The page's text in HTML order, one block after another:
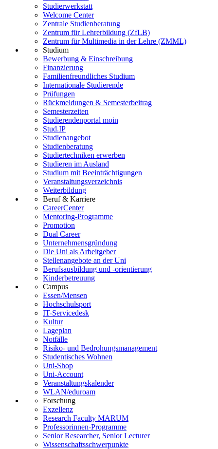
Studierwerkstatt
Welcome Center
Zentrale Studienberatung
Zentrum für Lehrerbildung (ZfLB)
Zentrum für Multimedia in der Lehre (ZMML)
Studium
Bewerbung & Einschreibung
Finanzierung
Familienfreundliches Studium
Internationale Studierende
Prüfungen
Rückmeldungen & Semesterbeitrag
Semesterzeiten
Studierendenportal moin
Stud.IP
Studienangebot
Studienberatung
Studiertechniken erwerben
Studieren im Ausland
Studium mit Beeinträchtigungen
Veranstaltungsverzeichnis
Weiterbildung
Beruf & Karriere
CareerCenter
Mentoring-Programme
Promotion
Dual Career
Unternehmensgründung
Die Uni als Arbeitgeber
Stellenangebote an der Uni
Berufsausbildung und -orientierung
Kinderbetreuung
Campus
Essen/Mensen
Hochschulsport
IT-Servicedesk
Kultur
Lageplan
Notfälle
Risiko- und Bedrohungsmanagement
Studentisches Wohnen
Uni-Shop
Uni-Account
Veranstaltungskalender
WLAN/eduroam
Forschung
Exzellenz
Research Faculty MARUM
Professorinnen-Programme
Senior Researcher, Senior Lecturer
Wissenschaftsschwerpunkte